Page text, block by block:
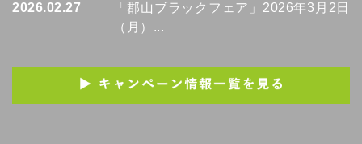
2026.02.27
「郡山ブラックフェア」2026年3月2日
（月）...